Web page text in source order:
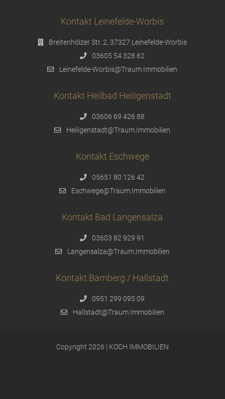
Kontakt Leinefelde-Worbis
Breitenhölzer Str. 2, 37327 Leinefelde-Worbis
03605 54 328 62
Leinefelde-Worbis@Traum.Immobilien
Kontakt Heilbad Heiligenstadt
03606 69 426 88
Heiligenstadt@Traum.Immobilien
Kontakt Eschwege
05651 80 126 42
Eschwege@Traum.Immobilien
Kontakt Bad Langensalza
03603 82 929 91
Langensalza@Traum.Immobilien
Kontakt Bamberg / Hallstadt
0951 299 095 09
Hallstadt@Traum.Immobilien
Copyright 2026 | KOCH IMMOBILIEN